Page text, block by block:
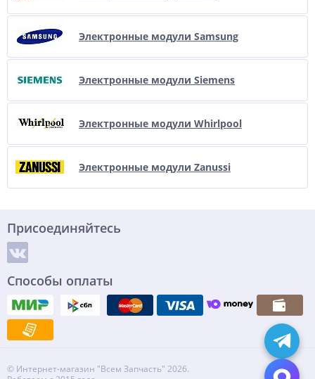
Электронные модули Samsung
Электронные модули Siemens
Электронные модули Whirlpool
Электронные модули Zanussi
Присоединяйтесь
Способы оплаты
© Интернет-магазин "Всем Запчасть" 2026.